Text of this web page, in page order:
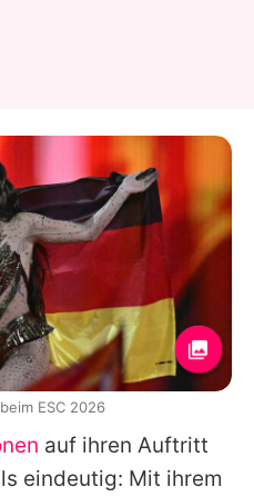
auf ihren Auftritt
eindeutig: Mit ihrem
ESC 2026